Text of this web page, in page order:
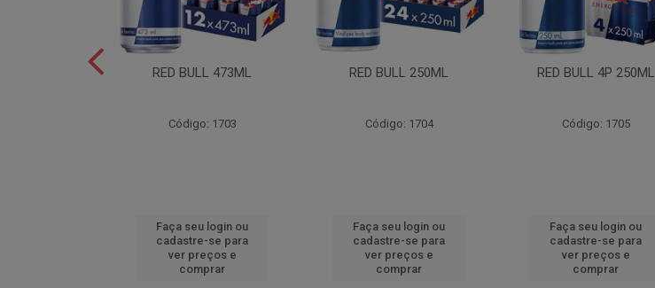
RED BULL 473ML
Código: 1703
Faça seu login ou
cadastre-se para
ver preços e
comprar
RED BULL 250ML
Código: 1704
Faça seu login ou
cadastre-se para
ver preços e
comprar
RED BULL 4P 250ML
Código: 1705
Faça seu login ou
cadastre-se para
ver preços e
comprar